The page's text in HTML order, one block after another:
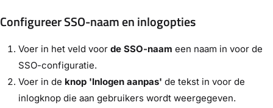
Configureer SSO-naam en inlogopties
Voer in het veld voor de SSO-naam een naam in voor de
SSO-configuratie.
Voer in de knop 'Inlogen aanpas' de tekst in voor de
inlogknop die aan gebruikers wordt weergegeven.